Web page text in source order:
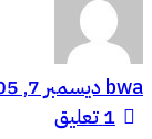
bwa ديسمبر 7, 2005
1تعليق